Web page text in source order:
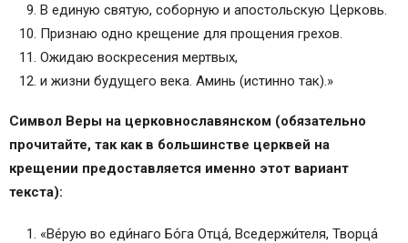
В единую святую, соборную и апостольскую Церковь.
Признаю одно крещение для прощения грехов.
Ожидаю воскресения мертвых,
и жизни будущего века. Аминь (истинно так).»
Символ Веры на церковнославянском (обязательно
прочитайте, так как в большинстве церквей на
крещении предоставляется именно этот вариант
текста):
«Ве́рую во еди́наго Бо́га Отца́, Вседержи́теля, Творца́